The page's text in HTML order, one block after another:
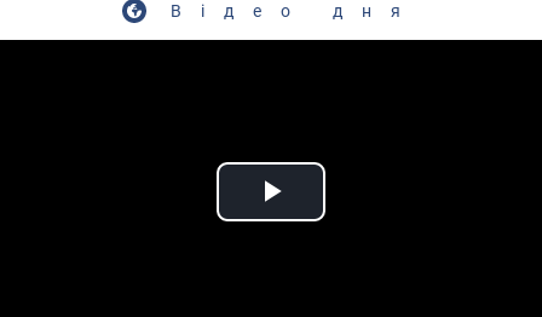
Відео дня
Play Video